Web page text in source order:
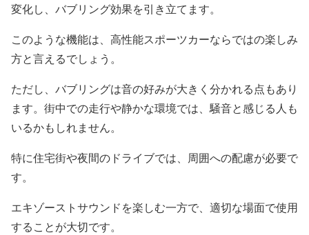
変化し、バブリング効果を引き立てます。
このような機能は、高性能スポーツカーならではの楽しみ
方と言えるでしょう。
ただし、バブリングは音の好みが大きく分かれる点もあり
ます。街中での走行や静かな環境では、騒音と感じる人も
いるかもしれません。
特に住宅街や夜間のドライブでは、周囲への配慮が必要で
す。
エキゾーストサウンドを楽しむ一方で、適切な場面で使用
することが大切です。